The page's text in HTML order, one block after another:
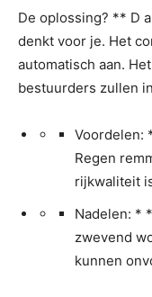
De oplossing? ** D
denkt voor je. Het
automatisch aan.
bestuurders zullen
Voordelen:
Regen
rijkwaliteit
Nadelen: *
zwevend
kunnen